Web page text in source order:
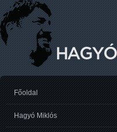
Főoldal
Hagyó Miklós